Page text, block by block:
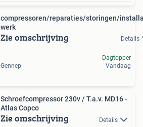
compressoren/reparaties/storingen/
werk
Zie omschrijving Details
Gennep
Dagtopper
Vandaag
Schroefcompressor 230v / T.a.v. MD16 -
Atlas Copco
Zie omschrijving Details